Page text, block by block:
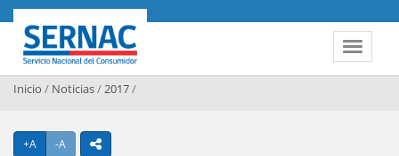
Contenido principal
Toggle
SERNAC
Inicio / Noticias/2017/
+A Agrandar texto
-A Achicar textoicono compartir